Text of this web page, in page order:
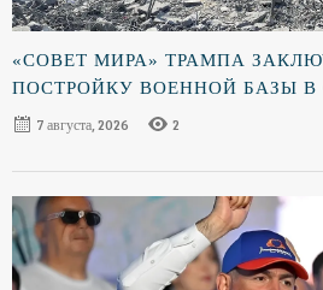
«СОВЕТ МИРА» ТРАМПА
ПОСТРОЙКУ ВОЕННОЙ БАЗЫ В
7 августа, 2026
2